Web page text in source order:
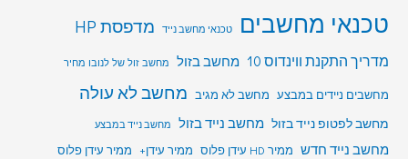
טכנאי מחשבים טכנאי מחשב נייד מדפסת HP
מדריך התקנת ווינדוס 10 מחשב בזול מחשב זול של לנובו מחיר
מחשבים ניידים במבצע מחשב לא מגיב מחשב לא עולה
מחשב לפטופ נייד בזול מחשב נייד בזול מחשב נייד במבצע
מחשב נייד חדש ממיר HD עידן פלוס ממיר עידן+ ממיר עידן פלוס